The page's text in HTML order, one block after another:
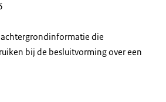
die
bij de besluitvorming over een